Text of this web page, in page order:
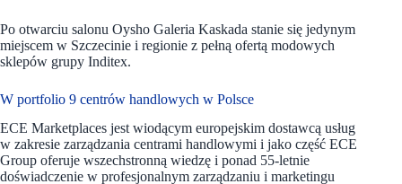
Po otwarciu salonu Oysho Galeria Kaskada stanie się jedynym
miejscem w Szczecinie i regionie z pełną ofertą modowych
sklepów grupy Inditex.
W portfolio 9 centrów handlowych w Polsce
ECE Marketplaces jest wiodącym europejskim dostawcą usług
w zakresie zarządzania centrami handlowymi i jako część ECE
Group oferuje wszechstronną wiedzę i ponad 55-letnie
doświadczenie w profesjonalnym zarządzaniu i marketingu